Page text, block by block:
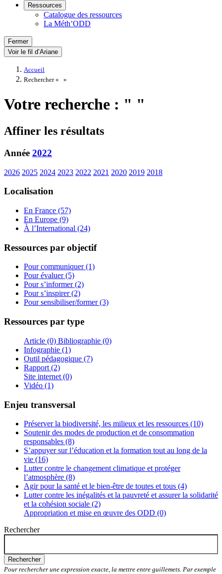
Ressources
Catalogue des ressources
La Méth’ODD
Fermer
Voir le fil d’Ariane
Accueil
Rechercher «
»
Votre recherche : " "
Affiner les résultats
Année 2022
2026 2025 2024 2023 2022 2021 2020 2019 2018
Localisation
En France (57)
En Europe (9)
À l’International (24)
Ressources par objectif
Pour communiquer (1)
Pour évaluer (5)
Pour s’informer (2)
Pour s’inspirer (2)
Pour sensibiliser/former (3)
Ressources par type
Article (0) Bibliographie (0)
Infographie (1)
Outil pédagogique (7)
Rapport (2)
Site internet (0)
Vidéo (1)
Enjeu transversal
Préserver la biodiversité, les milieux et les ressources (10)
Soutenir des modes de production et de consommation
responsables (8)
S’appuyer sur l’éducation et la formation tout au long de la
vie (16)
Lutter contre le changement climatique et protéger
l’atmosphère (8)
Agir pour la santé et le bien-être de toutes et tous (4)
Lutter contre les inégalités et la pauvreté et assurer la solidarité
et la cohésion sociale (2)
Appropriation et mise en œuvre des ODD (0)
Rechercher
Rechercher
Pour rechercher une expression exacte, la mettre entre guillemets. Par exemple